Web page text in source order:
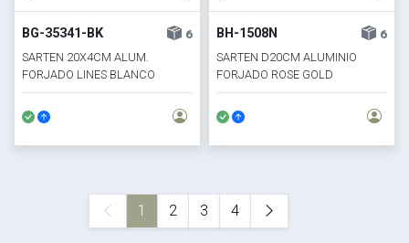
BG-35341-BK
6
SARTEN 20X4CM ALUM.
FORJADO LINES BLANCO
BH-1508N
6
SARTEN D20CM ALUMINIO
FORJADO ROSE GOLD
BERLINGER
1 2 3 4